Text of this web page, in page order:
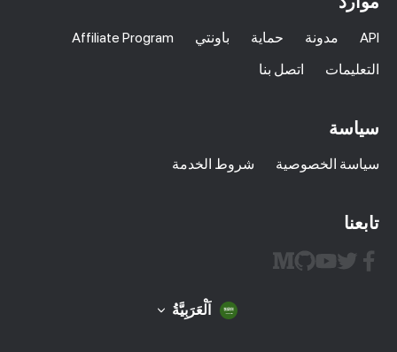
API مدونة حماية باونتي
Affiliate Program
التعليمات
اتصل بنا
سياسة
سياسة الخصوصية شروط الخدمة
تابعنا
اَلْعَرَبِيَّةُ